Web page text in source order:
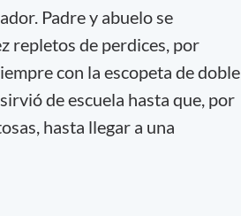
Padre y abuelo se
repletos de perdices, por
con la escopeta de doble
de escuela hasta que, por
hasta llegar a una